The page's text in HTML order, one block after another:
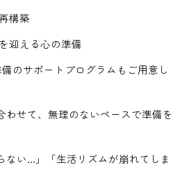
構築
迎える心の準備
のサポートプログラムもご用意し
わせて、無理のないペースで準備を
ない...」「生活リズムが崩れてしま